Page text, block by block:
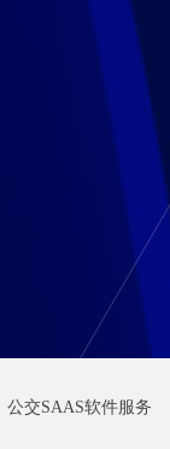
公交SAAS软件服务